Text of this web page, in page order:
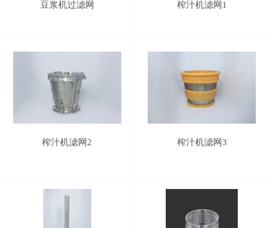
豆浆机过滤网 榨汁机滤网1
榨汁机滤网2 榨汁机滤网3